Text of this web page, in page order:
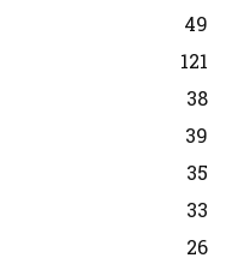
49
121
38
39
35
33
26